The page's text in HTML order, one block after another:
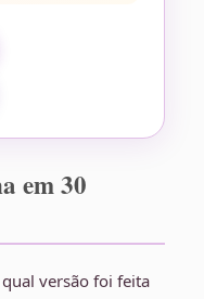
em 30
versão foi feita